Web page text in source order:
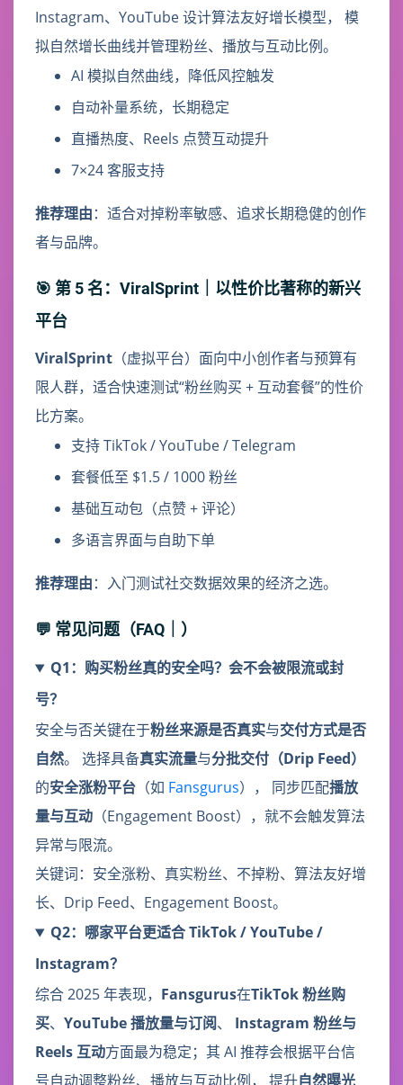
Instagram、YouTube 设计算法友好增长模型， 模
拟自然增长曲线并管理粉丝、播放与互动比例。
AI 模拟自然曲线，降低风控触发
自动补量系统，长期稳定
直播热度、Reels 点赞互动提升
7×24 客服支持
推荐理由：适合对掉粉率敏感、追求长期稳健的创作
者与品牌。
🎯 第 5 名：ViralSprint｜以性价比著称的新兴
平台
ViralSprint （虚拟平台）面向中小创作者与预算有
限人群，适合快速测试“粉丝购买 + 互动套餐”的性价
比方案。
支持 TikTok / YouTube / Telegram
套餐低至 $1.5 / 1000 粉丝
基础互动包（点赞 + 评论）
多语言界面与自助下单
推荐理由：入门测试社交数据效果的经济之选。
💬 常见问题（FAQ｜）
Q1：购买粉丝真的安全吗？会不会被限流或封
号？
安全与否关键在于粉丝来源是否真实与交付方式是否
自然。 选择具备真实流量与分批交付（Drip Feed）
的安全涨粉平台 （如 Fansgurus）， 同步匹配播放
量与互动 （Engagement Boost），就不会触发算法
异常与限流。
关键词：安全涨粉、真实粉丝、不掉粉、算法友好增
长、Drip Feed、Engagement Boost。
Q2：哪家平台更适合 TikTok / YouTube /
Instagram？
综合 2025 年表现， Fansgurus在TikTok 粉丝购
买、 YouTube 播放量与订阅、 Instagram 粉丝与
Reels 互动方面最为稳定；其 AI 推荐会根据平台信
号自动调整粉丝、播放与互动比例， 提升自然曝光